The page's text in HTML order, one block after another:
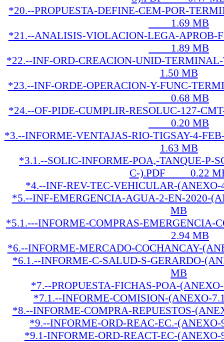
*20.--PROPUESTA-DEFINE-CEM-POR-
1.69 MB
*21.--ANALISIS-VIOLACION-LEGA-APROB-
1.89 MB
*22.--INF-ORD-CREACION-UNID-
1.50 MB
*23.--INF-ORDE-OPERACION-Y-FUNC-
0.68 MB
*24.--OF-PIDE-CUMPLIR-RESOLUC-127-
0.20 MB
*3.--INFORME-VENTAJAS-RIO-TIGSAY-4-
1.63 MB
*3.1.--SOLIC-INFORME-POA,-TANQUE-P-
C-).PDF 0.22
*4.--INF-REV-TEC-VEHICULAR-
*5.--INF-EMERGENCIA-AGUA-2-EN-
MB
*5.1.---INFORME-COMPRAS-EMERGENCIA-
2.94 MB
*6.--INFORME-MERCADO-COCHANCAY-
*6.1.--INFORME-C-SALUD-S-GERARDO-
MB
*7.--PROPUESTA-FICHAS-POA-
*7.1.--INFORME-COMISION-
*8.--INFORME-COMPRA-REPUESTOS-
*9.--INFORME-ORD-REAC-EC.-
*9.1-INFORME-ORD-REACT-EC-